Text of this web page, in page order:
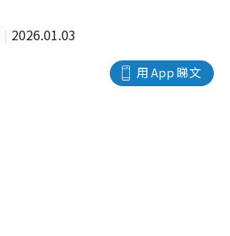
2026.01.03
用 App 睇文